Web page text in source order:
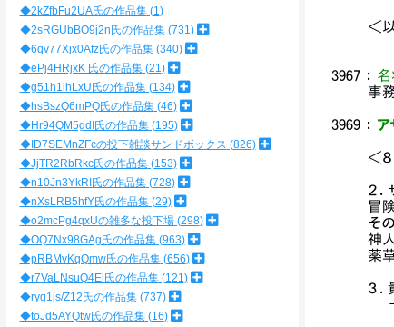
＜
3967 ： 名
事
3969 ： ア
＜
２
冒
そ
神
薬
３
＋
◆2kZfbFu2UA氏の作品集 1
◆2sRGUbBO9j2n氏の作品集 731
◆6qv77Xjx0Afz氏の作品集 340
◆ePj4HRjxK 氏の作品集 21
◆g51h1lhLxU氏の作品集 134
◆hsBszQ6mPQ氏の作品集 46
◆Hr94QM5gdI氏の作品集 195
◆ID7SEMnZFcの投下雑談サンドボックス 826
◆JjTR2RbRkc氏の作品集 153
◆n10Jn3YkRI氏の作品集 728
◆nXsLRB5hfY氏の作品集 29
◆o2mcPg4qxUの雑多な投下場 298
◆OQ7Nx98GAg氏の作品集 963
◆pRBMvKqQmw氏の作品集 656
◆r7VaLNsuQ4Ei氏の作品集 121
◆ryg1js/Z12氏の作品集 737
◆toJd5AYQtw氏の作品集 16